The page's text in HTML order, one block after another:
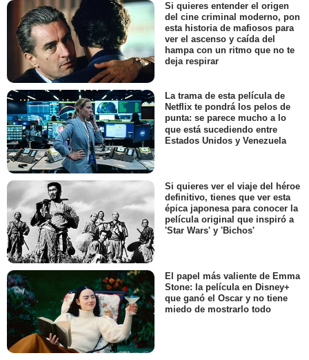
Si quieres entender el origen
del cine criminal moderno, pon
esta historia de mafiosos para
ver el ascenso y caída del
hampa con un ritmo que no te
deja respirar
La trama de esta película de
Netflix te pondrá los pelos de
punta: se parece mucho a lo
que está sucediendo entre
Estados Unidos y Venezuela
Si quieres ver el viaje del héroe
definitivo, tienes que ver esta
épica japonesa para conocer la
película original que inspiró a
'Star Wars' y 'Bichos'
El papel más valiente de Emma
Stone: la película en Disney+
que ganó el Oscar y no tiene
miedo de mostrarlo todo